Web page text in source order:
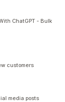
ChatGPT - Bulk
customers
media posts